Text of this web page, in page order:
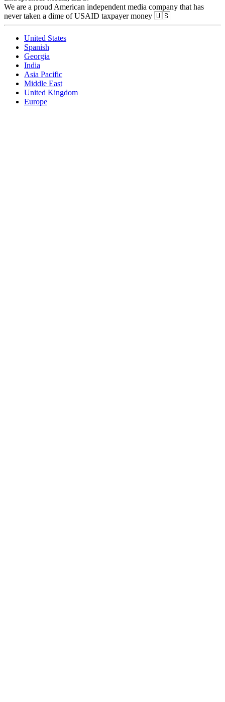
We are a proud American independent media company that has
never taken a dime of USAID taxpayer money 🇺🇸
United States
Spanish
Georgia
India
Asia Pacific
Middle East
United Kingdom
Europe